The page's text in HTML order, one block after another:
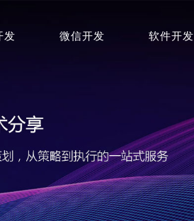
发 微信开发 软件开发